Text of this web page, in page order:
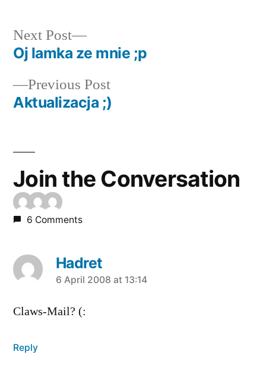
Post
navigation
Previous PostPrevious
post:
Aktualizacja ;)
Next Post
Next
post:
Oj lamka ze mnie ;p
Join the Conversation
6 Comments
Hadret
says:
6 April 2008 at 13:14
Claws-Mail? (:
Reply